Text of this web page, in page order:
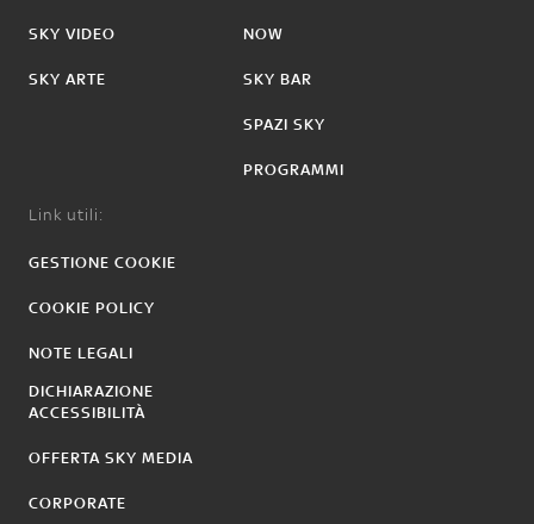
SKY VIDEO
SKY ARTE
NOW
SKY BAR
SPAZI SKY
PROGRAMMI
Link utili:
GESTIONE COOKIE
COOKIE POLICY
NOTE LEGALI
DICHIARAZIONE
ACCESSIBILITÀ
OFFERTA SKY MEDIA
CORPORATE